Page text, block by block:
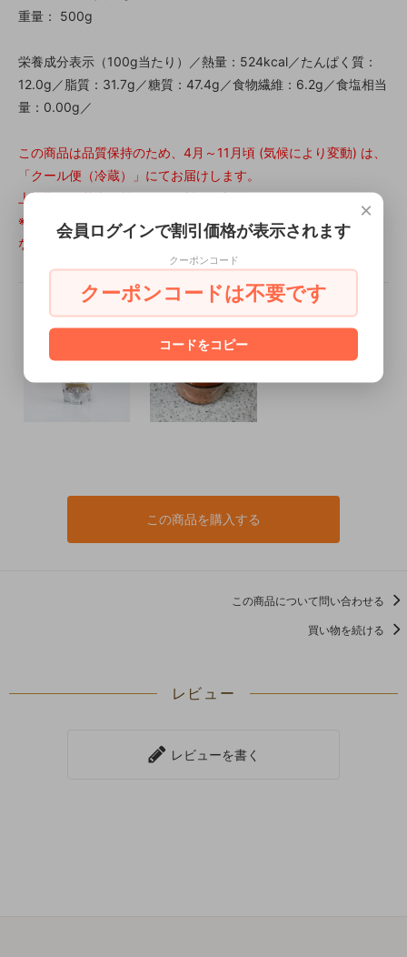
重量： 500g
栄養成分表示（100g当たり）／熱量：524kcal／たんぱく質：
12.0g／脂質：31.7g／糖質：47.4g／食物繊維：6.2g／食塩相当
量：0.00g／
この商品は品質保持のため、4月～11月頃 (気候により変動) は、
「クール便（冷蔵）」にてお届けします。
上記期間は基本送料にクール料金が加算されます。
※常温と冷蔵の同梱は可能です（その場合の料金はクール料金に
なります）
この商品を購入する
この商品について問い合わせる
買い物を続ける
レビュー
レビューを書く
×
会員ログインで割引価格が表示されます
クーポンコード
クーポンコードは不要です
コードをコピー